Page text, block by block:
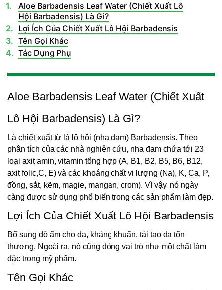
Aloe Barbadensis Leaf Water (Chiết Xuất Lô
Hội Barbadensis) Là Gì?
Lợi Ích Của Chiết Xuất Lô Hội Barbadensis
Tên Gọi Khác
Tác Dụng Phụ
Aloe Barbadensis Leaf Water (Chiết Xuất
Lô Hội Barbadensis) Là Gì?
Là chiết xuất từ ​​lá lô hội (nha đam) Barbadensis. Theo
phân tích của các nhà nghiên cứu, nha đam chứa tới 23
loại axit amin, vitamin tổng hợp (A, B1, B2, B5, B6, B12,
axit folic,C, E) và các khoáng chất vi lượng (Na), K, Ca, P,
đồng, sắt, kẽm, magie, mangan, crom). Vì vậy, nó ngày
càng được sử dụng phổ biến trong các sản phẩm làm đẹp.
Lợi Ích Của Chiết Xuất Lô Hội Barbadensis
Bổ sung độ ẩm cho da, kháng khuẩn, tái tạo da tổn
thương. Ngoài ra, nó cũng đóng vai trò như một chất làm
đặc trong mỹ phẩm.
Tên Gọi Khác